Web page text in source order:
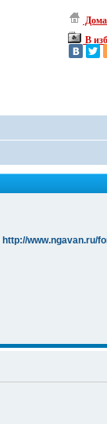
В
http://www.ngavan.ru/